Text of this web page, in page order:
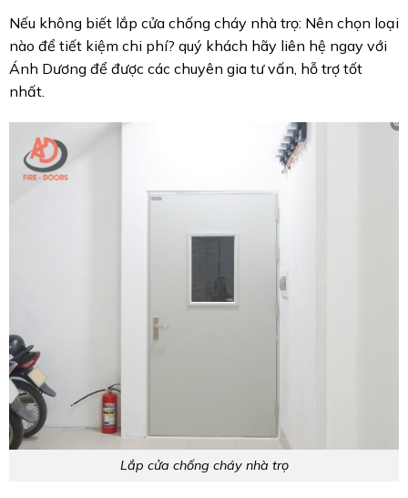
Nếu không biết lắp cửa chống cháy nhà trọ: Nên chọn loại
nào để tiết kiệm chi phí? quý khách hãy liên hệ ngay với
Ánh Dương để được các chuyên gia tư vấn, hỗ trợ tốt
nhất.
Lắp cửa chống cháy nhà trọ